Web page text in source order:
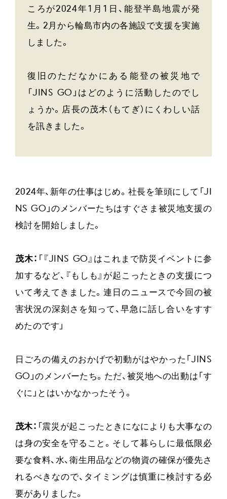
ころが2024年1月1日、能登半島地震が発
生。2月から輪島市内の各施設で支援を実施
しました。
復旧のただなかにある能登の被災地で
「JINS GO」はどのように活動したのでし
ょうか。店長の茂木（もてぎ）にくわしい話
を訊きました。
2024年、新年の仕事はじめ。社長を筆頭にして「JI
NS GO」のメンバーたちはすぐさま被災地支援の
検討を開始しました。
茂木： 「『JINS GO』はこれまで防災イベントに参
加するなど、『もしも』が起こったときの支援につ
いて考えてきました。連日のニュースで今回の被
害状況の深刻さを知って、早急に話し合いをすす
めたのです」
日ごろの備えのおかげで初動がはやかった「JINS
GO」のメンバーたち。ただ、被災地への出動は「す
ぐに」とはいかなかったそう。
茂木： 「震災が起こったときになによりも大事なの
は身の安全を守ること。そして暮らしに最低限必
要な食料、水、衛生用品などの物資の確保が優先さ
れるべきなので、タイミングは慎重に検討する必
要がありました。